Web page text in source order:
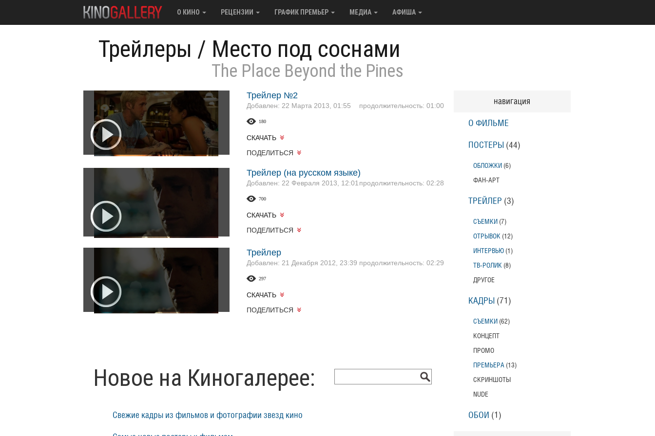
О КИНО РЕЦЕНЗИИ ГРАФИК ПРЕМЬЕР МЕДИА АФИША
Трейлеры / Место под соснами
The Place Beyond the Pines
Трейлер №2
Добавлен: 22 Марта 2013, 01:55 продолжительность: 01:00
180
СКАЧАТЬ
ПОДЕЛИТЬСЯ
Трейлер (на русском языке)
Добавлен: 22 Февраля 2013, 12:01 продолжительность: 02:28
700
СКАЧАТЬ
ПОДЕЛИТЬСЯ
Трейлер
Добавлен: 21 Декабря 2012, 23:39 продолжительность: 02:29
297
СКАЧАТЬ
ПОДЕЛИТЬСЯ
Новое на Киногалерее:
Свежие кадры из фильмов и фотографии звезд кино
навигация
О ФИЛЬМЕ
ПОСТЕРЫ (44)
ОБЛОЖКИ (6)
ФАН-АРТ
ТРЕЙЛЕР (3)
СЪЕМКИ (7)
ОТРЫВОК (12)
ИНТЕРВЬЮ (1)
ТВ-РОЛИК (8)
ДРУГОЕ
КАДРЫ (71)
СЪЕМКИ (62)
КОНЦЕПТ
ПРОМО
ПРЕМЬЕРА (13)
СКРИНШОТЫ
NUDE
ОБОИ (1)